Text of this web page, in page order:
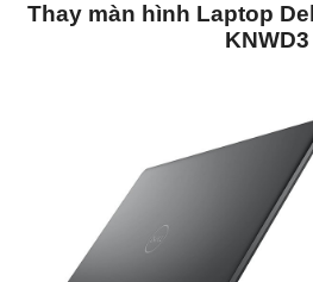
Thay màn hình Laptop
KNWD3